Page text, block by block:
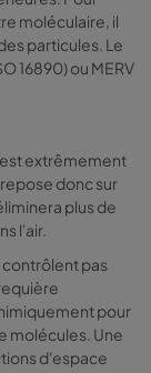
moléculaire, il
particules. Le
16890) ou MERV
extrêmement
donc sur
plus de
l'air.
pas
pour
molécules. Une
d'espace